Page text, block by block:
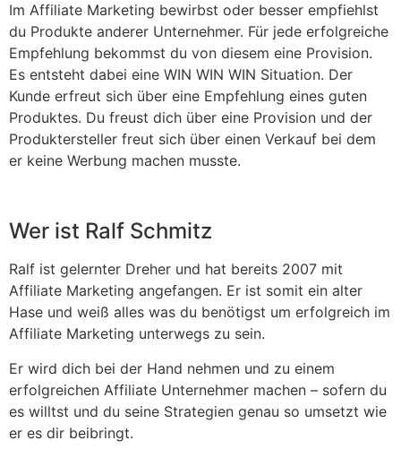
Im Affiliate Marketing bewirbst oder besser empfiehlst
du Produkte anderer Unternehmer. Für jede erfolgreiche
Empfehlung bekommst du von diesem eine Provision.
Es entsteht dabei eine WIN WIN WIN Situation. Der
Kunde erfreut sich über eine Empfehlung eines guten
Produktes. Du freust dich über eine Provision und der
Produktersteller freut sich über einen Verkauf bei dem
er keine Werbung machen musste.
Wer ist Ralf Schmitz
Ralf ist gelernter Dreher und hat bereits 2007 mit
Affiliate Marketing angefangen. Er ist somit ein alter
Hase und weiß alles was du benötigst um erfolgreich im
Affiliate Marketing unterwegs zu sein.
Er wird dich bei der Hand nehmen und zu einem
erfolgreichen Affiliate Unternehmer machen – sofern du
es willtst und du seine Strategien genau so umsetzt wie
er es dir beibringt.